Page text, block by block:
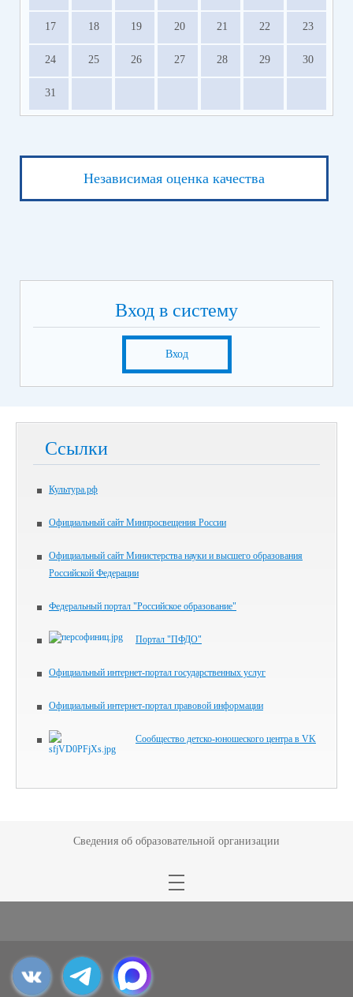
17 18 19 20 21 22 23
24 25 26 27 28 29 30
31
Независимая оценка качества
Вход в систему
Вход
Ссылки
Культура.рф
Официальный сайт Минпросвещения России
Официальный сайт Министерства науки и высшего образования
Российской Федерации
Федеральный портал "Российское образование"
Портал "ПФДО"
Официальный интернет-портал государственных услуг
Официальный интернет-портал правовой информации
Сообщество детско-юношеского центра в VK
Сведения об образовательной организации